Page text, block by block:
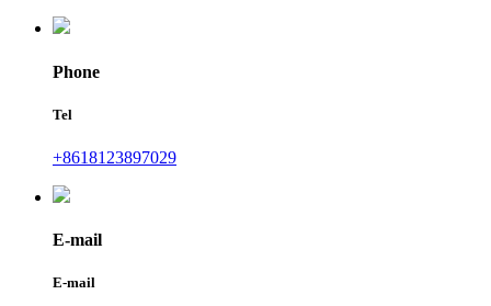
Phone
Tel
+8618123897029
E-mail
E-mail